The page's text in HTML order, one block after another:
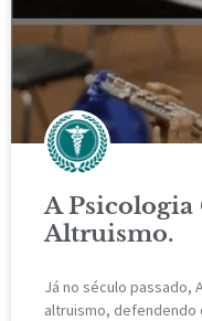
A
Altruismo.
Já no século passado,
altruismo, defendendo